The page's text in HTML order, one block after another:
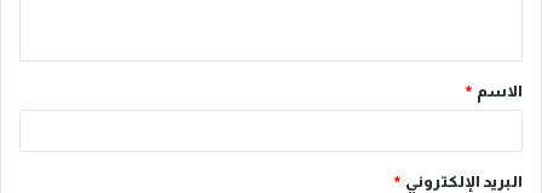
ق
*
الاسم *
البريد الإلكتروني *